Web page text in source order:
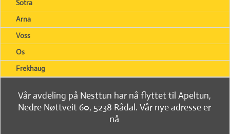
Sotra
Arna
Voss
Os
Frekhaug
Vår avdeling på Nesttun har nå flyttet til Apeltun,
Nedre Nøttveit 60, 5238 Rådal. Vår nye adresse er
nå